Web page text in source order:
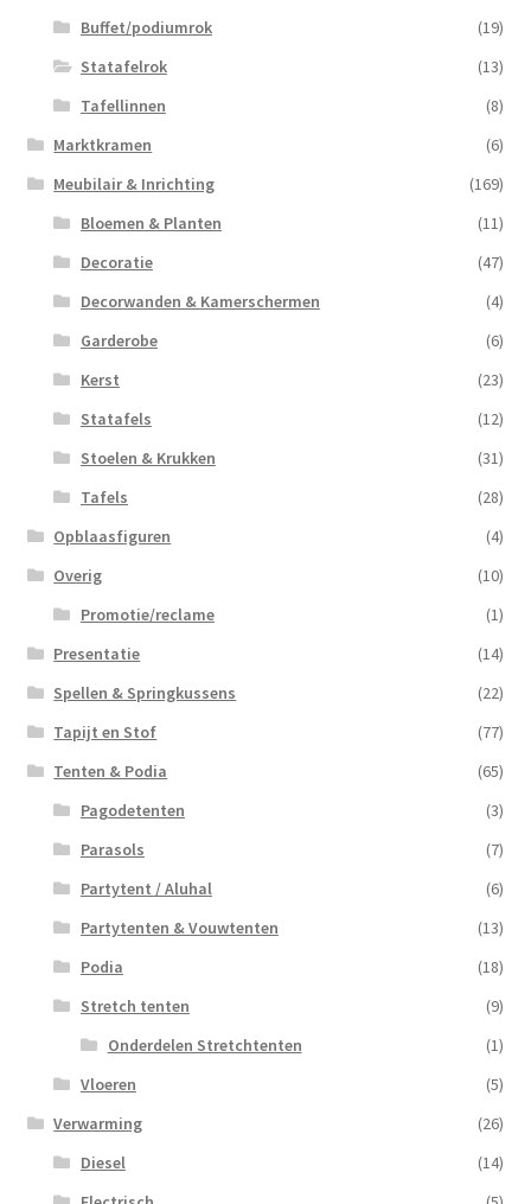
Buffet/podiumrok
(19)
Statafelrok
(13)
Tafellinnen
(8)
Marktkramen
(6)
Meubilair & Inrichting
(169)
Bloemen & Planten
(11)
Decoratie
(47)
Decorwanden & Kamerschermen
(4)
Garderobe
(6)
Kerst
(23)
Statafels
(12)
Stoelen & Krukken
(31)
Tafels
(28)
Opblaasfiguren
(4)
Overig
(10)
Promotie/reclame
(1)
Presentatie
(14)
Spellen & Springkussens
(22)
Tapijt en Stof
(77)
Tenten & Podia
(65)
Pagodetenten
(3)
Parasols
(7)
Partytent / Aluhal
(6)
Partytenten & Vouwtenten
(13)
Podia
(18)
Stretch tenten
(9)
Onderdelen Stretchtenten
(1)
Vloeren
(5)
Verwarming
(26)
Diesel
(14)